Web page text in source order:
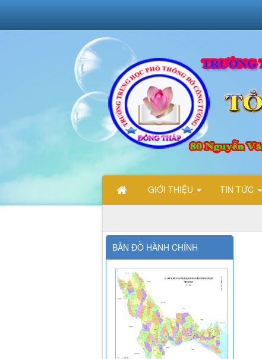
GIỚI THIỆU TIN TỨC
BẢN ĐỒ HÀNH CHÍNH